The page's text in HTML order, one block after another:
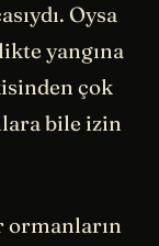
Oysa
yangına
çok
bile izin
ormanların